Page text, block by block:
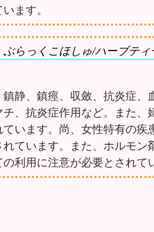
ます。
ぶらっくこほしゅ/ハーブテ
鎮静、鎮痙、収斂、抗炎症
チ、抗炎症作用など。また
ています。尚、女性特有の疾
れています。また、ホルモ
利用に注意が必要とされて